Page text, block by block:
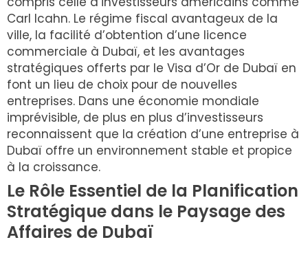
Carl Icahn. Le régime fiscal avantageux de la
ville, la facilité d’obtention d’une licence
commerciale à Dubaï, et les avantages
stratégiques offerts par le Visa d’Or de Dubaï en
font un lieu de choix pour de nouvelles
entreprises. Dans une économie mondiale
imprévisible, de plus en plus d’investisseurs
reconnaissent que la création d’une entreprise à
Dubaï offre un environnement stable et propice
à la croissance.
Le Rôle Essentiel de la Planification
Stratégique dans le Paysage des
Affaires de Dubaï